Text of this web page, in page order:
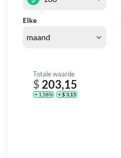
Elke
Totale waarde
$ 203,15
+ 1,58% + $ 3,15